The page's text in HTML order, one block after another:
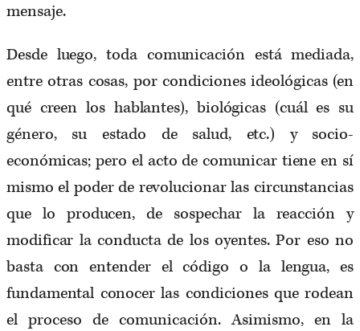
mensaje.
Desde luego, toda comunicación está mediada,
entre otras cosas, por condiciones ideológicas (en
qué creen los hablantes), biológicas (cuál es su
género, su estado de salud, etc.) y socio-
económicas; pero el acto de comunicar tiene en sí
mismo el poder de revolucionar las circunstancias
que lo producen, de sospechar la reacción y
modificar la conducta de los oyentes. Por eso no
basta con entender el código o la lengua, es
fundamental conocer las condiciones que rodean
el proceso de comunicación. Asimismo, en la